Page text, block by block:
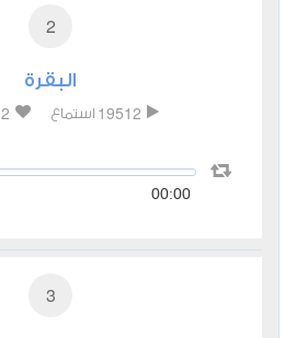
2
البقرة
19512 استماع 2
00:00
3